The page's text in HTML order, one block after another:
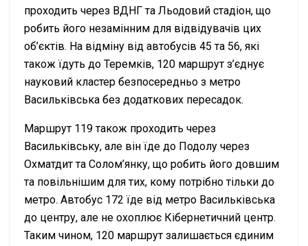
проходить через ВДНГ та Льодовий стадіон, що
робить його незамінним для відвідувачів цих
об’єктів. На відміну від автобусів 45 та 56, які
також їдуть до Теремків, 120 маршрут з’єднує
науковий кластер безпосередньо з метро
Васильківська без додаткових пересадок.
Маршрут 119 також проходить через
Васильківську, але він їде до Подолу через
Охматдит та Солом’янку, що робить його довшим
та повільнішим для тих, кому потрібно тільки до
метро. Автобус 172 їде від метро Васильківська
до центру, але не охоплює Кібернетичний центр.
Таким чином, 120 маршрут залишається єдиним